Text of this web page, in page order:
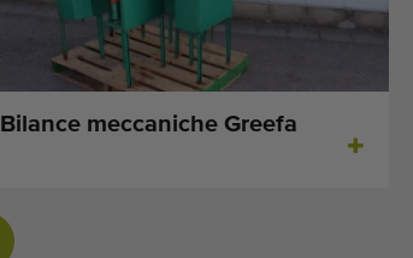
Bilance meccaniche Greefa